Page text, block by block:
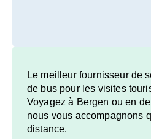
Le meilleur fournisseur de
de bus pour les visites
Voyagez à Bergen ou en
nous vous accompagnons
distance.